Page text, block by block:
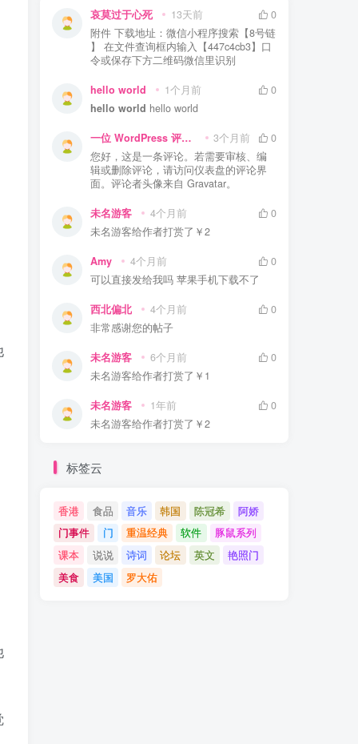
哀莫过于心死 13天前
0
附件 下载地址：微信小程序搜索【8号链
】 在文件查询框内输入【447c4cb3】口
令或保存下方二维码微信里识别
hello world 1个月前
0
hello world hello world
一位 WordPress 评论者 3个月前
0
您好，这是一条评论。若需要审核、编
辑或删除评论，请访问仪表盘的评论界
面。评论者头像来自 Gravatar。
未名游客 4个月前
0
未名游客给作者打赏了 ￥2
Amy 4个月前
0
可以直接发给我吗 苹果手机下载不了
西北偏北 4个月前
0
非常感谢您的帖子
未名游客 6个月前
0
未名游客给作者打赏了 ￥1
未名游客 1年前
0
未名游客给作者打赏了 ￥2
标签云
香港 食品 音乐 韩国 陈冠希
阿娇
门事件
门 重温经典 软件
豚鼠系列
课本
说说 诗词 论坛 英文
艳照门
美食
美国 罗大佑